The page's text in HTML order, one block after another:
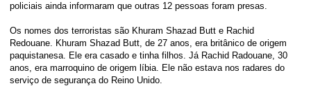
policiais ainda informaram que outras 12 pessoas foram presas.
Os nomes dos terroristas são Khuram Shazad Butt e Rachid
Redouane. Khuram Shazad Butt, de 27 anos, era britânico de origem
paquistanesa. Ele era casado e tinha filhos. Já Rachid Radouane, 30
anos, era marroquino de origem líbia. Ele não estava nos radares do
serviço de segurança do Reino Unido.